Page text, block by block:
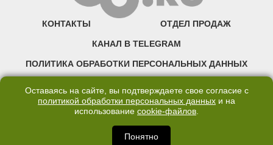
КОНТАКТЫ ОТДЕЛ ПРОДАЖ
КАНАЛ В TELEGRAM
ПОЛИТИКА ОБРАБОТКИ ПЕРСОНАЛЬНЫХ ДАННЫХ
©2007—2025 66.RU. Воспроизведение, сообщение, доведение до всеобщего
правообладателя запрещено. Сетевое издание «Современный портал
Екатеринбурга — «66.ru» (18+) зарегистрировано Федеральной службой по
Оставаясь на сайте, вы подтверждаете свое согласие с
политикой обработки персональных данных и на
использование cookie-файлов.
Понятно